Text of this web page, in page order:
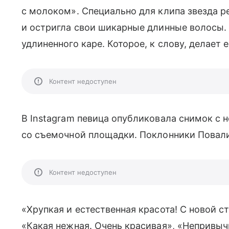
с молоком». Специально для клипа звезда
и остригла свои шикарные длинные волосы.
удлиненного каре. Которое, к слову,
Контент недоступен
В Instagram певица опубликовала снимок с
со съемочной площадки. Поклонники
Контент недоступен
«Хрупкая и естественная красота! С новой
«Какая нежная. Очень красивая»,